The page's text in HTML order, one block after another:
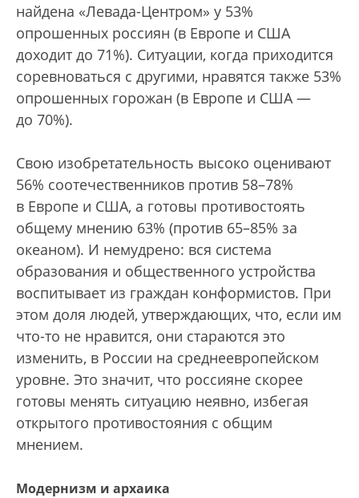
найдена «Левада-Центром» у 53%
опрошенных россиян (в Европе и США
доходит до 71%). Ситуации, когда приходится
соревноваться с другими, нравятся также 53%
опрошенных горожан (в Европе и США —
до 70%).
Свою изобретательность высоко оценивают
56% соотечественников против 58–78%
в Европе и США, а готовы противостоять
общему мнению 63% (против 65–85% за
океаном). И немудрено: вся система
образования и общественного устройства
воспитывает из граждан конформистов. При
этом доля людей, утверждающих, что, если им
что-то не нравится, они стараются это
изменить, в России на среднеевропейском
уровне. Это значит, что россияне скорее
готовы менять ситуацию неявно, избегая
открытого противостояния с общим
мнением.
Модернизм и архаика